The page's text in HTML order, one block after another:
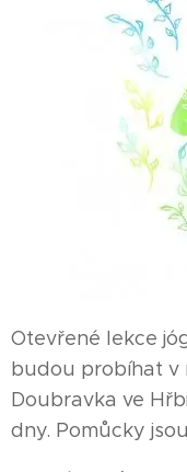
Otevřené lekce
budou probíhat v
Doubravka ve
dny. Pomůcky